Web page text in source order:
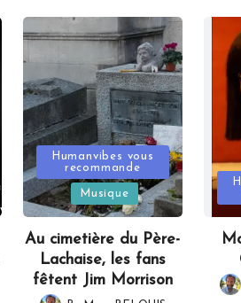
Posted
in
Humanvibes vous
recommande
Musique
Au cimetière du Père-
Lachaise, les fans
fêtent Jim Morrison
in